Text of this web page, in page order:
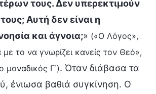
τους. Δεν υπερεκτιμούν
Αυτή δεν είναι η
και άγνοια;» («Ο Λόγος»,
το να γνωρίζει κανείς τον Θεό»,
μοναδικός Γ΄). Όταν διάβασα τα
ένιωσα βαθιά συγκίνηση. Ο